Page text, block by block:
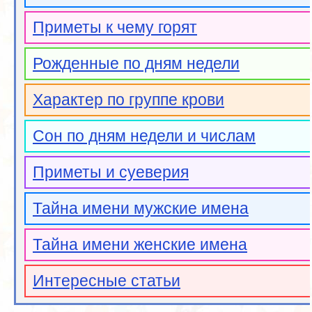
Приметы к чему горят
Рожденные по дням недели
Характер по группе крови
Сон по дням недели и числам
Приметы и суеверия
Тайна имени мужские имена
Тайна имени женские имена
Интересные статьи